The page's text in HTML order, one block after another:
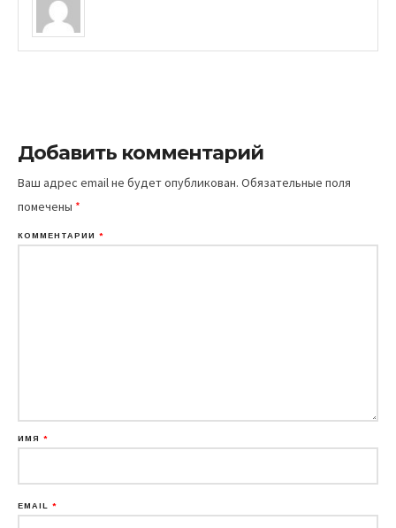
Добавить комментарий
Ваш адрес email не будет опубликован. Обязательные поля
помечены *
КОММЕНТАРИЙ *
ИМЯ *
EMAIL *